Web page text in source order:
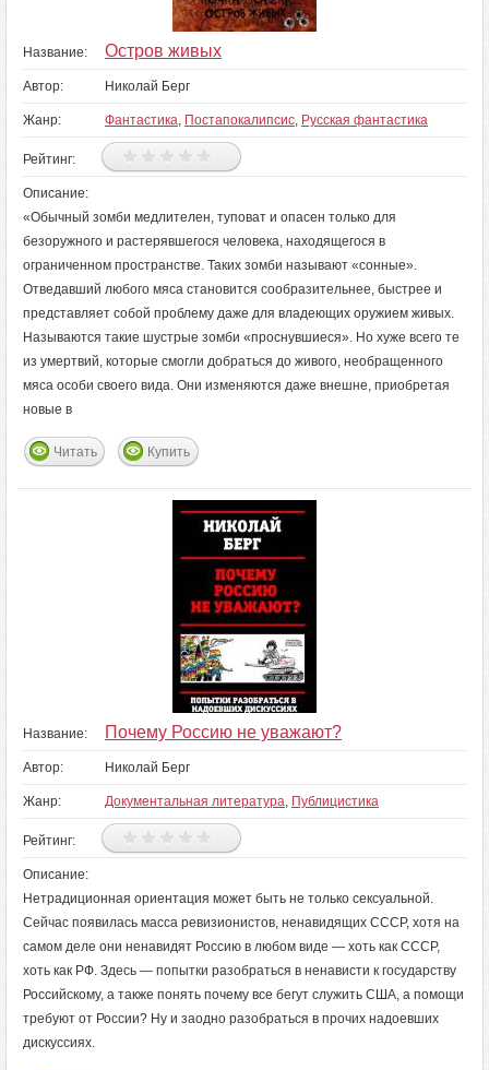
Название: Остров живых
Автор: Николай Берг
Жанр: Фантастика, Постапокалипсис, Русская фантастика
Рейтинг:
Описание:
«Обычный зомби медлителен, туповат и опасен только для
безоружного и растерявшегося человека, находящегося в
ограниченном пространстве. Таких зомби называют «сонные».
Отведавший любого мяса становится сообразительнее, быстрее и
представляет собой проблему даже для владеющих оружием живых.
Называются такие шустрые зомби «проснувшиеся». Но хуже всего те
из умертвий, которые смогли добраться до живого, необращенного
мяса особи своего вида. Они изменяются даже внешне, приобретая
новые в
Читать Купить
Название: Почему Россию не уважают?
Автор: Николай Берг
Жанр: Документальная литература, Публицистика
Рейтинг:
Описание:
Нетрадиционная ориентация может быть не только сексуальной.
Сейчас появилась масса ревизионистов, ненавидящих СССР, хотя на
самом деле они ненавидят Россию в любом виде — хоть как СССР,
хоть как РФ. Здесь — попытки разобраться в ненависти к государству
Российскому, а также понять почему все бегут служить США, а помощи
требуют от России? Ну и заодно разобраться в прочих надоевших
дискуссиях.